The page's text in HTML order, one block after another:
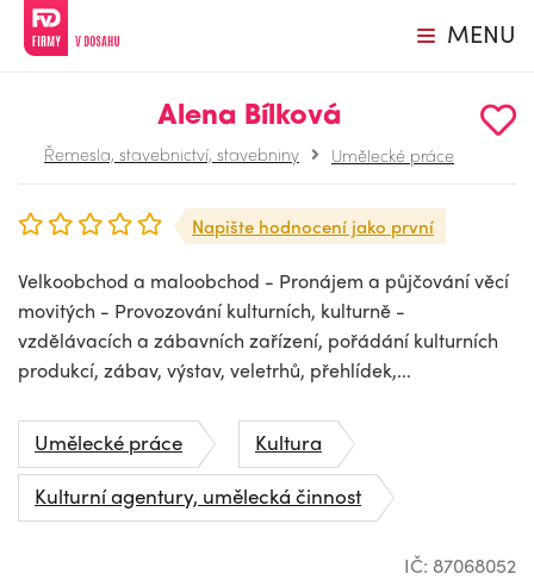
MENU
Alena Bílková
Řemesla, stavebnictví, stavebniny Umělecké práce
Napište hodnocení jako první
Velkoobchod a maloobchod - Pronájem a půjčování věcí
movitých - Provozování kulturních, kulturně -
vzdělávacích a zábavních zařízení, pořádání kulturních
produkcí, zábav, výstav, veletrhů, přehlídek,...
Umělecké práce
Kultura
Kulturní agentury, umělecká činnost
IČ: 87068052